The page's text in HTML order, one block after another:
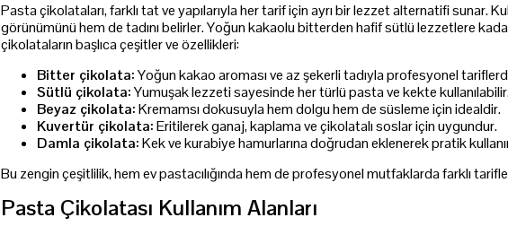
Pasta çikolataları, farklı tat ve yapılarıyla her tarif için ayrı bir lezzet alternatifi sunar.
görünümünü hem de tadını belirler. Yoğun kakaolu bitterden hafif sütlü lezzetlere
çikolataların başlıca çeşitler ve özellikleri:
Bitter çikolata:Yoğun kakao aroması ve az şekerli tadıyla profesyonel
Sütlü çikolata:Yumuşak lezzeti sayesinde her türlü pasta ve kekte
Beyaz çikolata:Kremamsı dokusuyla hem dolgu hem de süsleme için idealdir.
Kuvertür çikolata:Eritilerek ganaj, kaplama ve çikolatalı soslar için uygundur.
Damla çikolata:Kek ve kurabiye hamurlarına doğrudan eklenerek pratik
Bu zengin çeşitlilik, hem ev pastacılığında hem de profesyonel mutfaklarda farklı
Pasta Çikolatası Kullanım Alanları